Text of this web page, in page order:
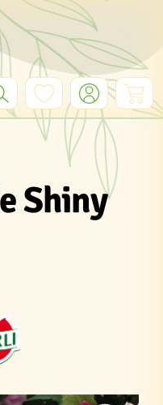
Shiny